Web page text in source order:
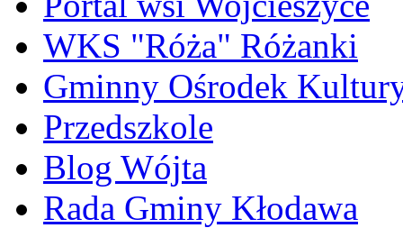
WKS "Róża" Różanki
Gminny Ośrodek
Przedszkole
Blog Wójta
Rada Gminy Kłodawa